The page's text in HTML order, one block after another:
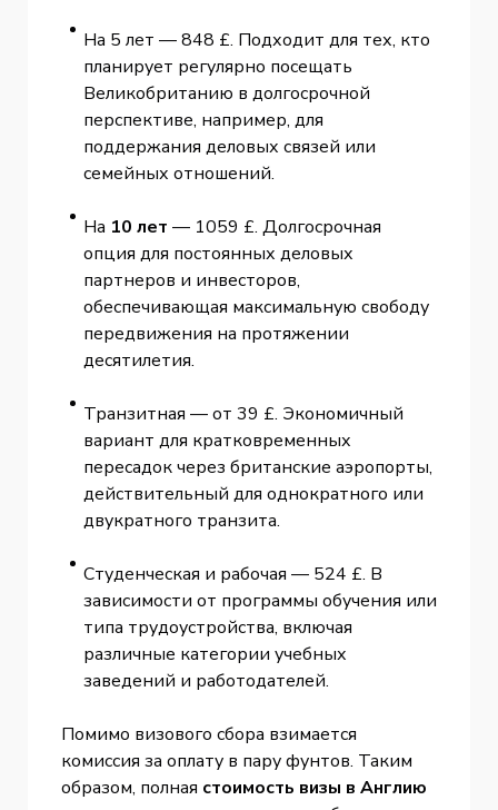
На 5 лет — 848 £. Подходит для тех, кто
планирует регулярно посещать
Великобританию в долгосрочной
перспективе, например, для
поддержания деловых связей или
семейных отношений.
На 10 лет — 1059 £. Долгосрочная
опция для постоянных деловых
партнеров и инвесторов,
обеспечивающая максимальную свободу
передвижения на протяжении
десятилетия.
Транзитная — от 39 £. Экономичный
вариант для кратковременных
пересадок через британские аэропорты,
действительный для однократного или
двукратного транзита.
Студенческая и рабочая — 524 £. В
зависимости от программы обучения или
типа трудоустройства, включая
различные категории учебных
заведений и работодателей.
Помимо визового сбора взимается
комиссия за оплату в пару фунтов. Таким
образом, полная стоимость визы в Англию